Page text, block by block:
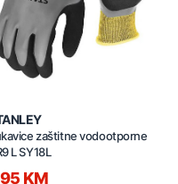
zaštitne vodootporne
L SY18L
KM